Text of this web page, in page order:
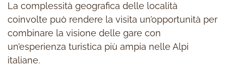
La complessità geografica delle località
coinvolte può rendere la visita un’opportunità per
combinare la visione delle gare con
un’esperienza turistica più ampia nelle Alpi
italiane.